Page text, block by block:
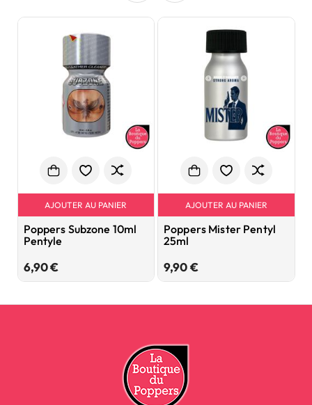
AJOUTER AU PANIER
Poppers Subzone 10ml
Pentyle
6,90 €Prix
AJOUTER AU PANIER
Poppers Mister Pentyl
25ml
9,90 €Prix